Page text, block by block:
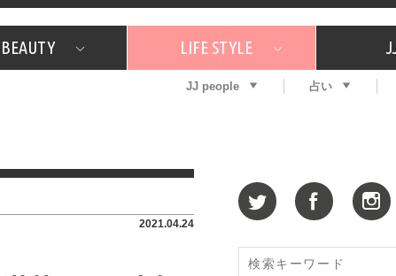
JJスタッフの"それどこの"？ プチプラ
BEAUTY
コスメ全部試してみた What's
LIFE STYLE
JJグルメガイド エンタメ プレゼント
特集
JJ people 占い
2021.04.24